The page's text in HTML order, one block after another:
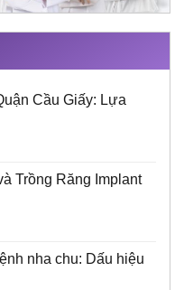
Cầu Giấy: Lựa
Trồng Răng Implant
nha chu: Dấu hiệu